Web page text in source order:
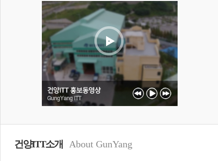
건양ITT소개 About GunYang